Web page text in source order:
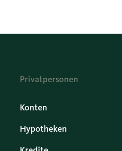
Privatpersonen
Konten
Hypotheken